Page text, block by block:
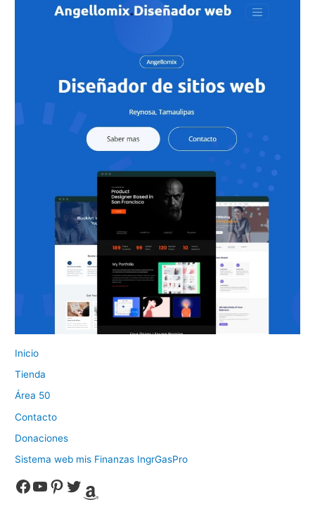
Inicio
Tienda
Área 50
Contacto
Donaciones
Sistema web mis Finanzas IngrGasPro
Facebook YouTube Pinterest Twitter Amazon